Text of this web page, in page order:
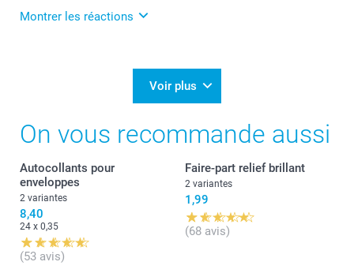
Laila@Smartphoto
Montrer les réactions
Nous vous remercions sincèrement pour votre
Nous restons à votre entière disposition,
Laila@Smartphoto
Voir plus
On vous recommande aussi
Autocollants pour
enveloppes
2 variantes
8,40
24 x 0,35
(53 avis)
Faire-part relief brillant
2 variantes
1,99
(68 avis)